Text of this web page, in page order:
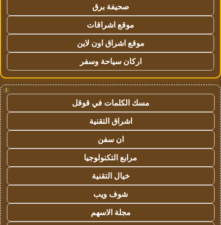
صحيفة برق
موقع اشراقات
موقع اشراق اون لاين
اركان سياحة وسفر
!
مسك الكلمات في قوقل
اشراق التقنية
ان سفن
مرابع التكنولوجيا
خيال التقنية
شوف ويب
مجلة الاسهم